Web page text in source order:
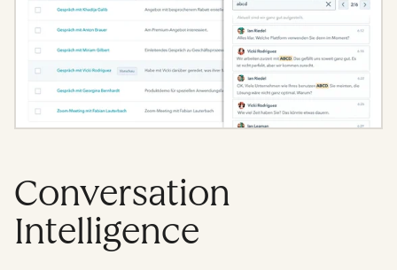
Conversation
Intelligence